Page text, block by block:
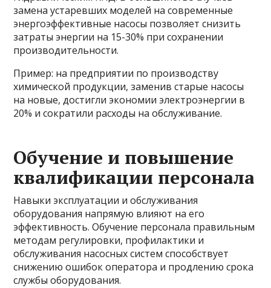
замена устаревших моделей на современные
энергоэффективные насосы позволяет снизить
затраты энергии на 15-30% при сохранении
производительности.
Пример: на предприятии по производству
химической продукции, заменив старые насосы
на новые, достигли экономии электроэнергии в
20% и сократили расходы на обслуживание.
Обучение и повышение
квалификации персонала
Навыки эксплуатации и обслуживания
оборудования напрямую влияют на его
эффективность. Обучение персонала правильным
методам регулировки, профилактики и
обслуживания насосных систем способствует
снижению ошибок оператора и продлению срока
службы оборудования.